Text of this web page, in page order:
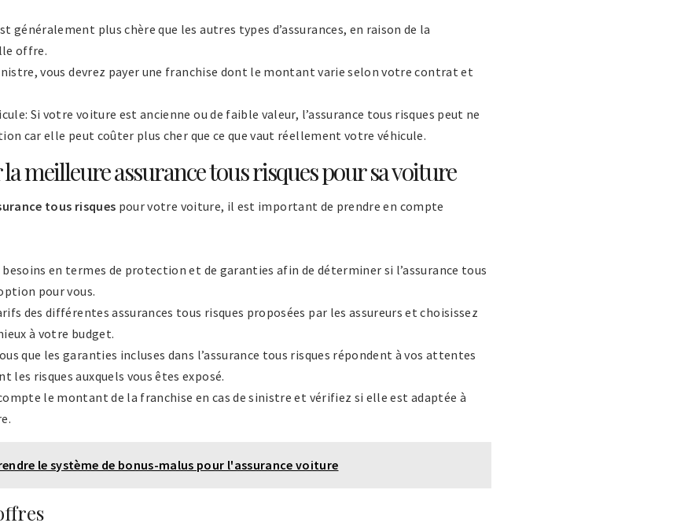
généralement plus chère que les autres types d’assurances, en raison de la
offre.
vous devrez payer une franchise dont le montant varie selon votre contrat et
Si votre voiture est ancienne ou de faible valeur, l’assurance tous risques peut ne
car elle peut coûter plus cher que ce que vaut réellement votre véhicule.
meilleure assurance tous risques pour sa voiture
tous risques pour votre voiture, il est important de prendre en compte
besoins en termes de protection et de garanties afin de déterminer si l’assurance tous
pour vous.
des différentes assurances tous risques proposées par les assureurs et choisissez
à votre budget.
que les garanties incluses dans l’assurance tous risques répondent à vos attentes
les risques auxquels vous êtes exposé.
le montant de la franchise en cas de sinistre et vérifiez si elle est adaptée à
le système de bonus-malus pour l'assurance voiture